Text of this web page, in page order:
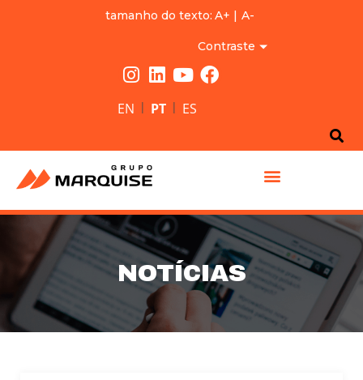
tamanho do texto: A+ | A-
Contraste
EN | PT | ES
NOTÍCIAS